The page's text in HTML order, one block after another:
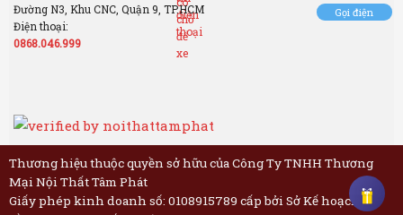
Đường N3, Khu CNC, Quận 9, TP.HCM
Điện thoại:
0868.046.999
Gọi điện
Thương hiệu thuộc quyền sở hữu của Công Ty TNHH Thương
Mại Nội Thất Tâm Phát
Giấy phép kinh doanh số: 0108915789 cấp bởi Sở Kế hoạch và